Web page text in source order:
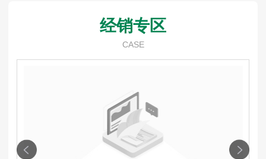
经销专区
CASE